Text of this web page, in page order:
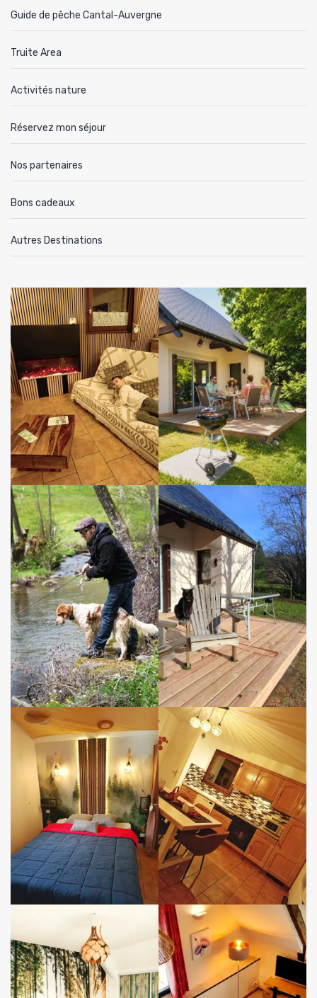
Guide de pêche Cantal-Auvergne
Truite Area
Activités nature
Réservez mon séjour
Nos partenaires
Bons cadeaux
Autres Destinations